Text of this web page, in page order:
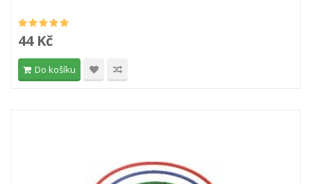
44 Kč
Do košíku